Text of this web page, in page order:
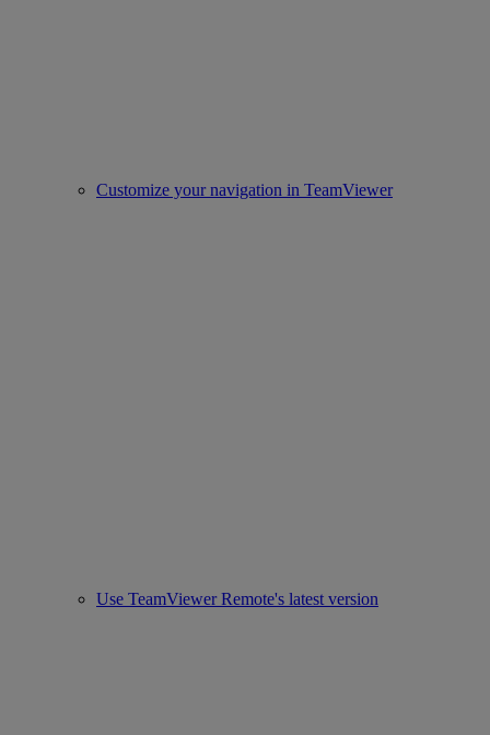
Customize your navigation in TeamViewer
Use TeamViewer Remote's latest version